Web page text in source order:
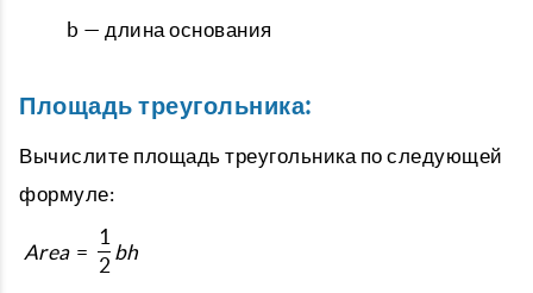
b — длина основания
Площадь треугольника:
Вычислите площадь треугольника по следующей
формуле:
Area =
1
2
bh